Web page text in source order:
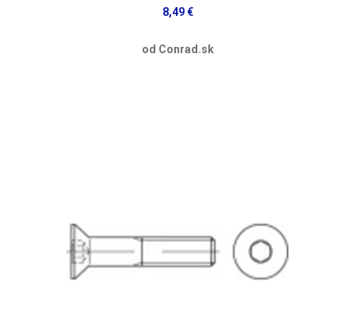
8,49 €
od Conrad.sk